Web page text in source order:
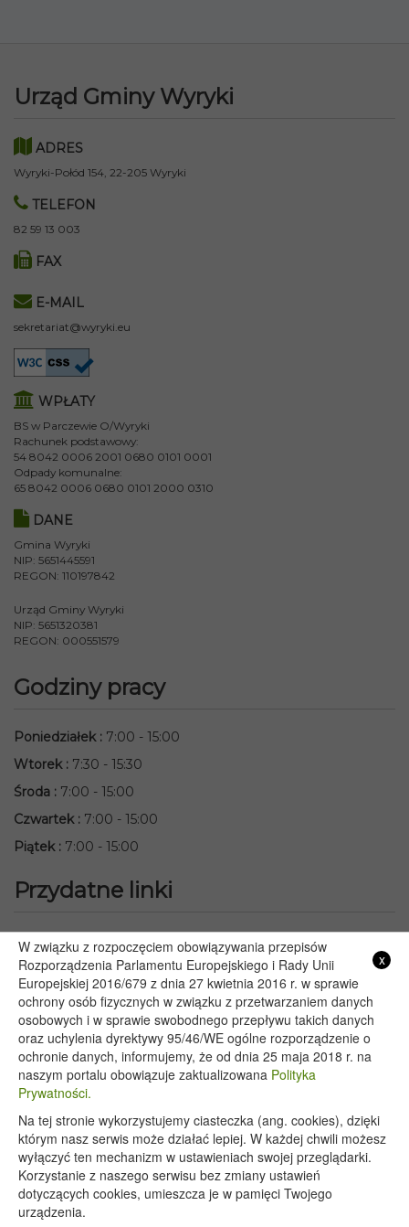
Urząd Gminy Wyryki
ADRES
Wyryki-Połód 154, 22-205 Wyryki
TELEFON
82 59 13 003
FAX
E-MAIL
sekretariat@wyryki.eu
WPŁATY
BS w Parczewie O/Wyryki
Rachunek podstawowy:
54 8042 0006 2001 0680 0101 0001
Odpady komunalne:
65 8042 0006 0680 0101 2000 0310
DANE
Gmina Wyryki
NIP: 5651445591
REGON: 110197842
Urząd Gminy Wyryki
NIP: 5651320381
REGON: 000551579
Godziny pracy
Poniedziałek: 7:00 - 15:00
Wtorek: 7:30 - 15:30
Środa : 7:00 - 15:00
Czwartek: 7:00 - 15:00
Piątek: 7:00 - 15:00
Przydatne linki
Starostwo Powiatowe we Włodawie
Lubelski Urząd Wojewódzki w Lublinie
Urząd Marszałkowski Województwa Lubelskiego w Lublinie
Serwis Rzeczypospolitej Polskiej
PGE – Planowane wyłączenia prądu
Poczta E-mail
Copyright 2020@ - Urząd Gminy Wyryki
x
W związku z rozpoczęciem obowiązywania przepisów
Rozporządzenia Parlamentu Europejskiego i Rady Unii
Europejskiej 2016/679 z dnia 27 kwietnia 2016 r. w sprawie
ochrony osób fizycznych w związku z przetwarzaniem danych
osobowych i w sprawie swobodnego przepływu takich danych
oraz uchylenia dyrektywy 95/46/WE ogólne rozporządzenie o
ochronie danych, informujemy, że od dnia 25 maja 2018 r. na
naszym portalu obowiązuje zaktualizowana Polityka
Prywatności.
Na tej stronie wykorzystujemy ciasteczka (ang. cookies), dzięki
którym nasz serwis może działać lepiej. W każdej chwili możesz
wyłączyć ten mechanizm w ustawieniach swojej przeglądarki.
Korzystanie z naszego serwisu bez zmiany ustawień
dotyczących cookies, umieszcza je w pamięci Twojego
urządzenia.